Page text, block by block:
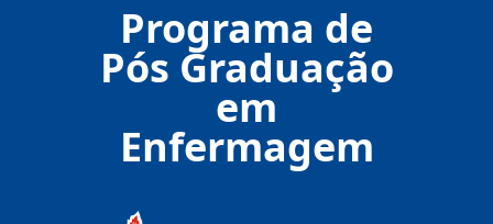
Programa de
Pós Graduação
em
Enfermagem